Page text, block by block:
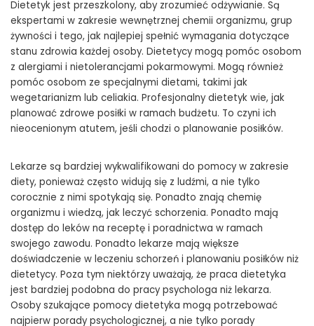
Dietetyk jest przeszkolony, aby zrozumieć odżywianie. Są
ekspertami w zakresie wewnętrznej chemii organizmu, grup
żywności i tego, jak najlepiej spełnić wymagania dotyczące
stanu zdrowia każdej osoby. Dietetycy mogą pomóc osobom
z alergiami i nietolerancjami pokarmowymi. Mogą również
pomóc osobom ze specjalnymi dietami, takimi jak
wegetarianizm lub celiakia. Profesjonalny dietetyk wie, jak
planować zdrowe posiłki w ramach budżetu. To czyni ich
nieocenionym atutem, jeśli chodzi o planowanie posiłków.
Lekarze są bardziej wykwalifikowani do pomocy w zakresie
diety, ponieważ często widują się z ludźmi, a nie tylko
corocznie z nimi spotykają się. Ponadto znają chemię
organizmu i wiedzą, jak leczyć schorzenia. Ponadto mają
dostęp do leków na receptę i poradnictwa w ramach
swojego zawodu. Ponadto lekarze mają większe
doświadczenie w leczeniu schorzeń i planowaniu posiłków niż
dietetycy. Poza tym niektórzy uważają, że praca dietetyka
jest bardziej podobna do pracy psychologa niż lekarza.
Osoby szukające pomocy dietetyka mogą potrzebować
najpierw porady psychologicznej, a nie tylko porady